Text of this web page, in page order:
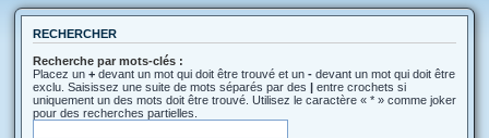
RECHERCHER
Recherche par mots-clés :
Placez un + devant un mot qui doit être trouvé et un - devant un mot qui doit être
exclu. Saisissez une suite de mots séparés par des | entre crochets si
uniquement un des mots doit être trouvé. Utilisez le caractère « * » comme joker
pour des recherches partielles.